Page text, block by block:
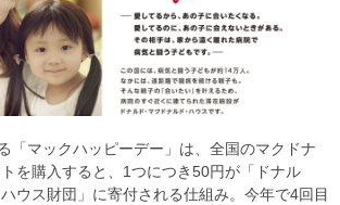
「マックハッピーデー」は、全国のマクドナ
を購入すると、1つにつき50円が「ドナル
ウス財団」に寄付される仕組み。今年で4回目